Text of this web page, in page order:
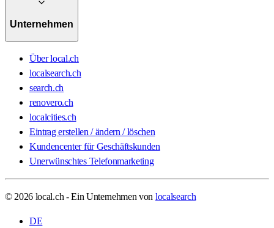
Unternehmen
Über local.ch
localsearch.ch
search.ch
renovero.ch
localcities.ch
Eintrag erstellen / ändern / löschen
Kundencenter für Geschäftskunden
Unerwünschtes Telefonmarketing
© 2026 local.ch - Ein Unternehmen von localsearch
DE